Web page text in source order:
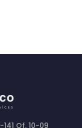
Of. 10-09